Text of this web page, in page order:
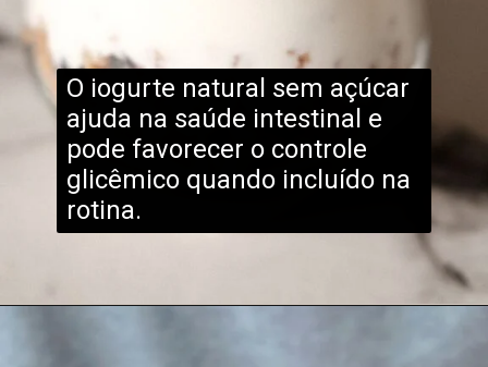
O iogurte natural sem açúcar
ajuda na saúde intestinal e
pode favorecer o controle
glicêmico quando incluído na
rotina.